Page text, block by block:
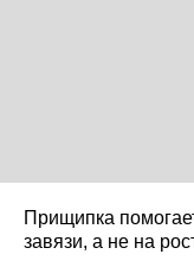
Прищипка
завязи, а не на